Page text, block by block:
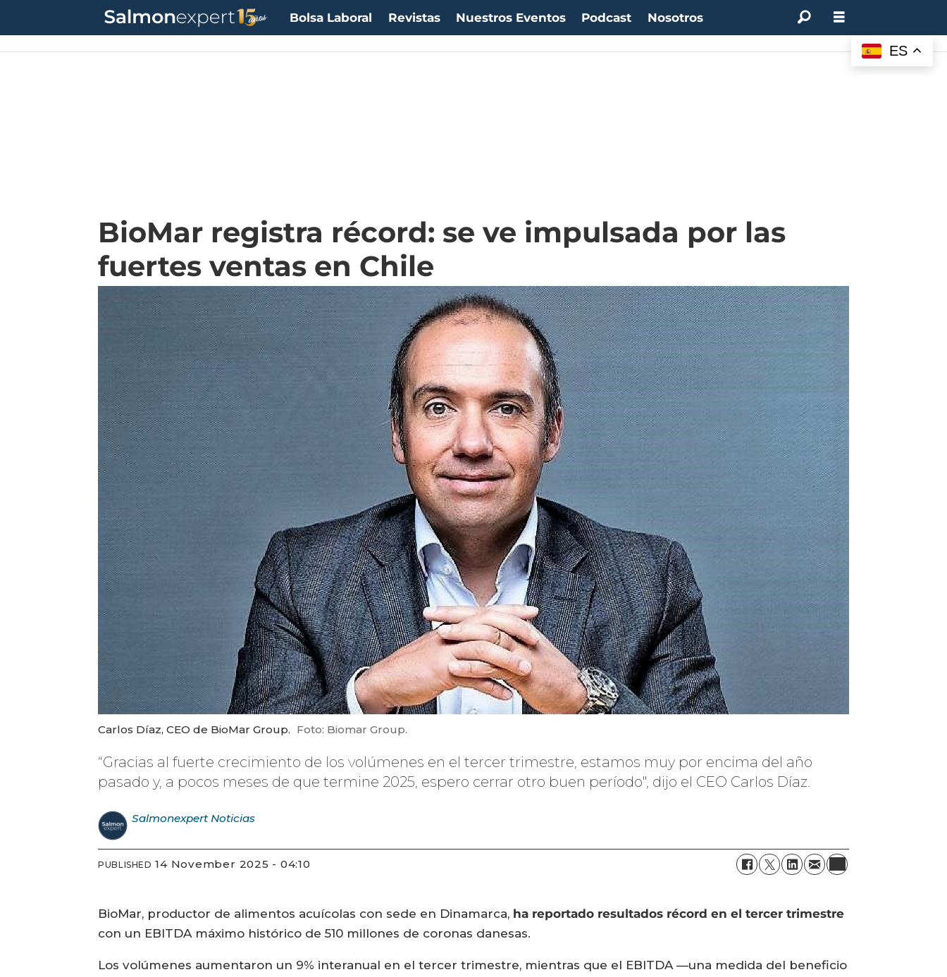
Bolsa Laboral Revistas Nuestros Eventos Podcast Nosotros
BioMar registra récord: se ve impulsada por las
fuertes ventas en Chile
Carlos Díaz, CEO de BioMar Group. Foto: Biomar Group.
“Gracias al fuerte crecimiento de los volúmenes en el tercer trimestre, estamos muy por encima del año
pasado y, a pocos meses de que termine 2025, espero cerrar otro buen período", dijo el CEO Carlos Díaz.
Salmonexpert Noticias
PUBLISHED 14 November 2025 - 04:10
BioMar, productor de alimentos acuícolas con sede en Dinamarca, ha reportado resultados récord en el tercer trimestre
con un EBITDA máximo histórico de 510 millones de coronas danesas.
Los volúmenes aumentaron un 9% interanual en el tercer trimestre, mientras que el EBITDA —una medida del beneficio
ES